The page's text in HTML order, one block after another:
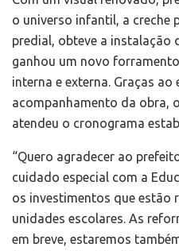
o universo infantil, a creche
predial, obteve a instalação
ganhou um novo
interna e externa. Graças ao
acompanhamento da obra,
atendeu o cronograma
“Quero agradecer ao
cuidado especial com a
os investimentos que estão
unidades escolares. As
em breve, estaremos